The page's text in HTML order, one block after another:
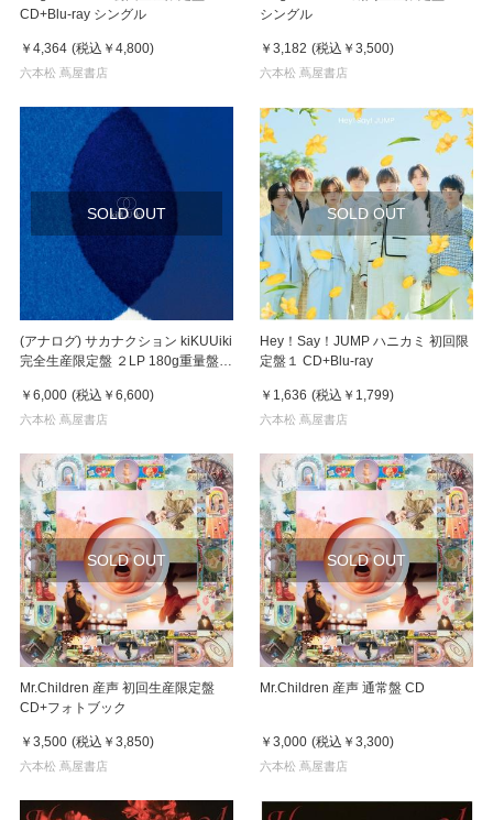
CD+Blu-ray シングル
￥4,364 (税込 ￥4,800)
六本松 蔦屋書店
シングル
￥3,182 (税込 ￥3,500)
六本松 蔦屋書店
SOLD OUT
(アナログ) サカナクション kiKUUiki
完全生産限定盤 ２LP 180g重量盤
￥6,000 (税込 ￥6,600)
六本松 蔦屋書店
SOLD OUT
Hey！Say！JUMP ハニカミ 初回限
定盤１ CD+Blu-ray
￥1,636 (税込 ￥1,799)
六本松 蔦屋書店
SOLD OUT
Mr.Children 産声 初回生産限定盤
CD+フォトブック
￥3,500 (税込 ￥3,850)
六本松 蔦屋書店
SOLD OUT
Mr.Children 産声 通常盤 CD
￥3,000 (税込 ￥3,300)
六本松 蔦屋書店